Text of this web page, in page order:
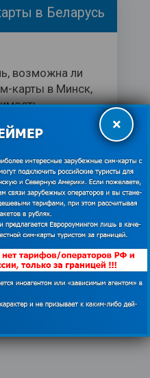
в Беларусь
возможна ли
карты в Минск,
элементов
×